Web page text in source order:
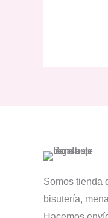
Somos tienda
bisutería,